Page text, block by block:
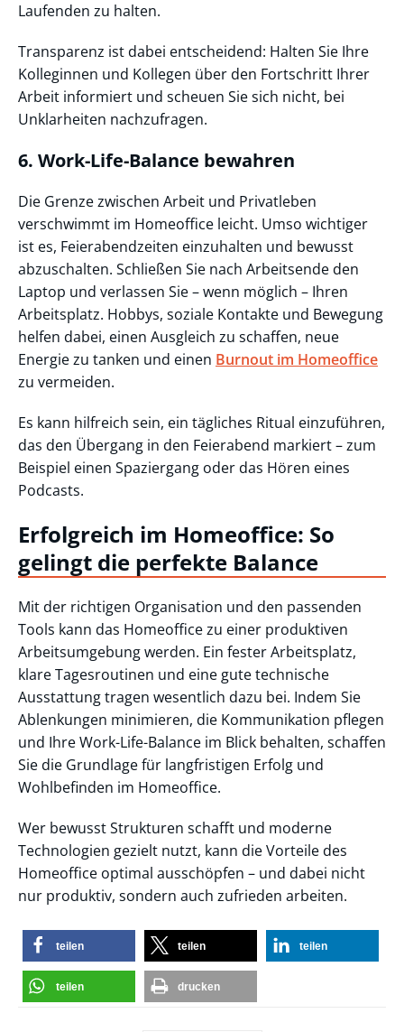
Laufenden zu halten.
Transparenz ist dabei entscheidend: Halten Sie Ihre
Kolleginnen und Kollegen über den Fortschritt Ihrer
Arbeit informiert und scheuen Sie sich nicht, bei
Unklarheiten nachzufragen.
6. Work-Life-Balance bewahren
Die Grenze zwischen Arbeit und Privatleben
verschwimmt im Homeoffice leicht. Umso wichtiger
ist es, Feierabendzeiten einzuhalten und bewusst
abzuschalten. Schließen Sie nach Arbeitsende den
Laptop und verlassen Sie – wenn möglich – Ihren
Arbeitsplatz. Hobbys, soziale Kontakte und Bewegung
helfen dabei, einen Ausgleich zu schaffen, neue
Energie zu tanken und einen Burnout im Homeoffice
zu vermeiden.
Es kann hilfreich sein, ein tägliches Ritual einzuführen,
das den Übergang in den Feierabend markiert – zum
Beispiel einen Spaziergang oder das Hören eines
Podcasts.
Erfolgreich im Homeoffice: So
gelingt die perfekte Balance
Mit der richtigen Organisation und den passenden
Tools kann das Homeoffice zu einer produktiven
Arbeitsumgebung werden. Ein fester Arbeitsplatz,
klare Tagesroutinen und eine gute technische
Ausstattung tragen wesentlich dazu bei. Indem Sie
Ablenkungen minimieren, die Kommunikation pflegen
und Ihre Work-Life-Balance im Blick behalten, schaffen
Sie die Grundlage für langfristigen Erfolg und
Wohlbefinden im Homeoffice.
Wer bewusst Strukturen schafft und moderne
Technologien gezielt nutzt, kann die Vorteile des
Homeoffice optimal ausschöpfen – und dabei nicht
nur produktiv, sondern auch zufrieden arbeiten.
teilen teilen teilen
teilen drucken